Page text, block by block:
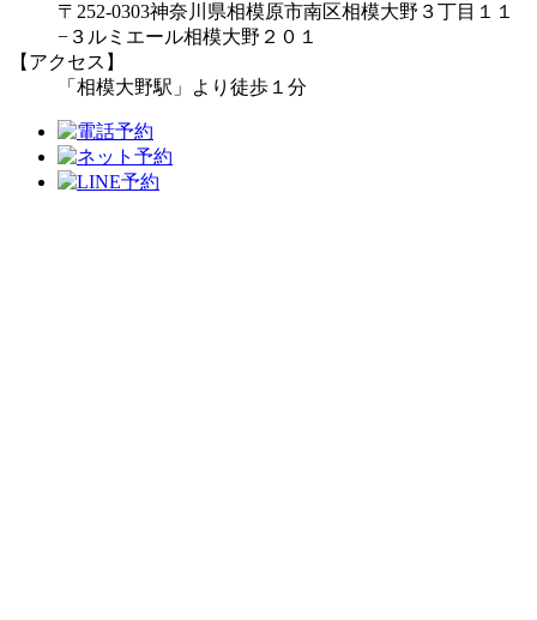
〒252-0303神奈川県相模原市南区相模大野３丁目１１
−３ ルミエール相模大野２０１
【アクセス】
「相模大野駅」より徒歩１分